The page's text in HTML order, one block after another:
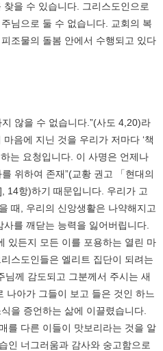
을 수 있습니다. 그리스도인으로
님으로 둘 수 없습니다. 교회의 복
조물의 돌봄 안에서 수행되고 있다
않을 수 없습니다.”(사도 4,20)라
음에 지닌 것을 우리가 저마다 ‘책
는 요청입니다. 이 사명은 언제나
위하여 존재”(교황 권고 「현대의
], 14항)하기 때문입니다. 우리가 고
때, 우리의 신앙생활은 나약해지고
를 깨닫는 능력을 잃어버립니다.
있든지 모든 이를 포용하는 열린 마
스도인들은 엘리트 집단이 되려는
님께 감도되고 그분께서 주시는 새
나아가 그들이 보고 들은 것인 하느
을 증언하는 삶에 이끌렸습니다.
를 다른 이들이 맛보리라는 것을 알
인 너그러움과 감사와 숭고함으로